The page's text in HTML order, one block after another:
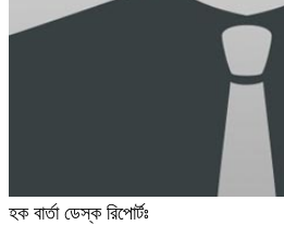
হক বার্তা ডেস্ক রিপোর্টঃ